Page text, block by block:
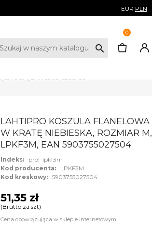
EUR PLN
0
search
LAHTIPRO KOSZULA FLANELOWA
W KRATĘ NIEBIESKA, ROZMIAR M,
LPKF3M, EAN 5903755027504
Indeks:
prof-lpkf3m
Kod producenta:
LPKF3M
Kod kreskowy: 5903755027504
51,35 zł
(Brutto za szt)
Cena obowiązująca w sklepie internetowym.